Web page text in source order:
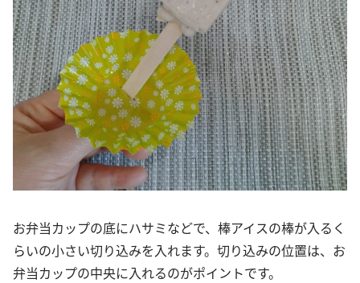
お弁当カップの底にハサミなどで、棒アイスの棒が入るく
らいの小さい切り込みを入れます。切り込みの位置は、お
弁当カップの中央に入れるのがポイントです。